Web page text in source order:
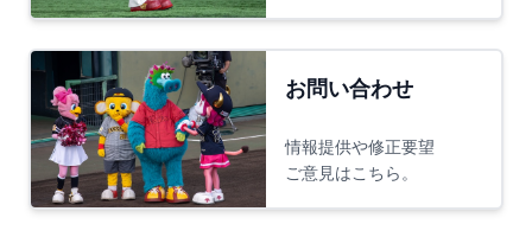
お問い合わせ
情報提供や修正要望
ご意見はこちら。